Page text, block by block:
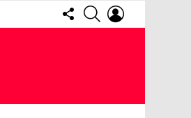
FOLLOW
US
SEARCH